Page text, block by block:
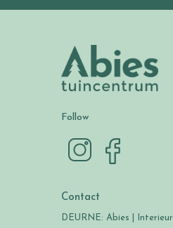
Follow
Contact
DEURNE: Abies | Interieur